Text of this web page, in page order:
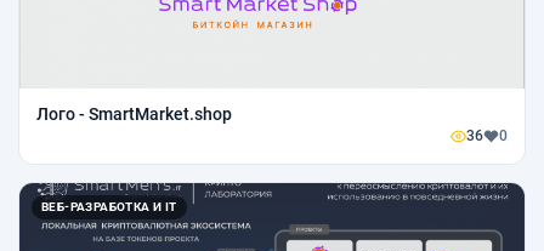
Лого - SmartMarket.shop
36 0
ВЕБ-РАЗРАБОТКА И IT